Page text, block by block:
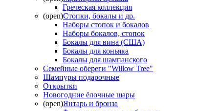
Греческая коллекция
(open)Стопки, бокалы и др.
Наборы стопок и бокалов
Наборы бокалов, стопок
Бокалы для вина (США)
Бокалы для коньяка
Бокалы для шампанского
Семейные обереги "Willow Tree"
Шампуры подарочные
Открытки
Новогодние ёлочные шары
(open)Янтарь и бронза